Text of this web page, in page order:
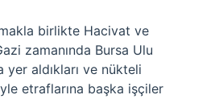
birlikte Hacivat ve
zamanında Bursa Ulu
yer aldıkları ve nükteli
etraflarına başka işçiler